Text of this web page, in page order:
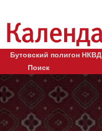
Бутовский полигон НКВД
Поиск